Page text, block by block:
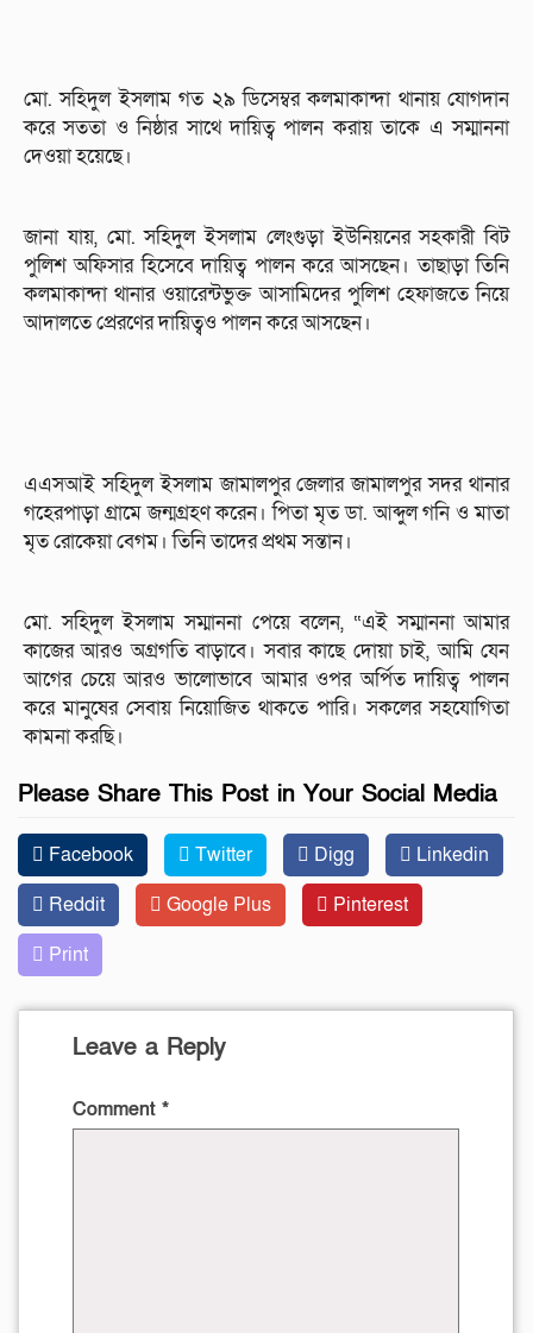
মো. সহিদুল ইসলাম গত ২৯ ডিসেম্বর কলমাকান্দা থানায় যোগদান
করে সততা ও নিষ্ঠার সাথে দায়িত্ব পালন করায় তাকে এ সম্মাননা
দেওয়া হয়েছে।
জানা যায়, মো. সহিদুল ইসলাম লেংগুড়া ইউনিয়নের সহকারী বিট
পুলিশ অফিসার হিসেবে দায়িত্ব পালন করে আসছেন। তাছাড়া তিনি
কলমাকান্দা থানার ওয়ারেন্টভুক্ত আসামিদের পুলিশ হেফাজতে নিয়ে
আদালতে প্রেরণের দায়িত্বও পালন করে আসছেন।
এএসআই সহিদুল ইসলাম জামালপুর জেলার জামালপুর সদর থানার
গহেরপাড়া গ্রামে জন্মগ্রহণ করেন। পিতা মৃত ডা. আব্দুল গনি ও মাতা
মৃত রোকেয়া বেগম। তিনি তাদের প্রথম সন্তান।
মো. সহিদুল ইসলাম সম্মাননা পেয়ে বলেন, “এই সম্মাননা আমার
কাজের আরও অগ্রগতি বাড়াবে। সবার কাছে দোয়া চাই, আমি যেন
আগের চেয়ে আরও ভালোভাবে আমার ওপর অর্পিত দায়িত্ব পালন
করে মানুষের সেবায় নিয়োজিত থাকতে পারি। সকলের সহযোগিতা
কামনা করছি।
Please Share This Post in Your Social Media
Facebook Twitter Digg
Linkedin
Reddit
Google Plus
Pinterest
Print
Leave a Reply
Comment *